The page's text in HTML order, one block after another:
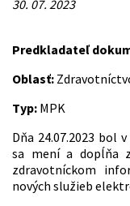
30. 07. 2023
Predkladateľ
Oblasť:
Typ: MPK
Dňa 24.07.2023 bol
sa mení a dopĺňa
zdravotníckom
nových služieb